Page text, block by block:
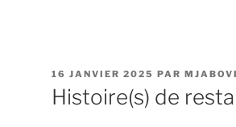
PUBLIÉ
LE
16 JANVIER 2025 PAR
Histoire(s) de